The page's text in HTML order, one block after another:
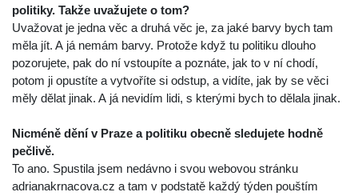
politiky. Takže uvažujete o tom?
Uvažovat je jedna věc a druhá věc je, za jaké barvy bych tam
měla jít. A já nemám barvy. Protože když tu politiku dlouho
pozorujete, pak do ní vstoupíte a poznáte, jak to v ní chodí,
potom ji opustíte a vytvoříte si odstup, a vidíte, jak by se věci
měly dělat jinak. A já nevidím lidi, s kterými bych to dělala jinak.
Nicméně dění v Praze a politiku obecně sledujete hodně
pečlivě.
To ano. Spustila jsem nedávno i svou webovou stránku
adrianakrnacova.cz a tam v podstatě každý týden pouštím